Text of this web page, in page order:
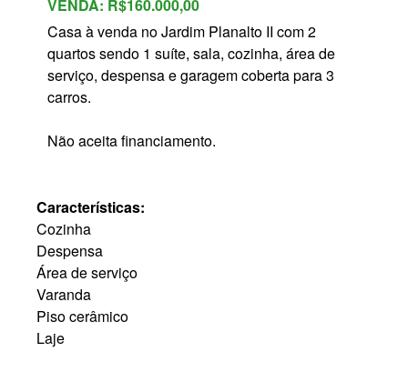
VENDA: R$160.000,00
Casa à venda no Jardim Planalto II com 2
quartos sendo 1 suíte, sala, cozinha, área de
serviço, despensa e garagem coberta para 3
carros.
Não aceita financiamento.
Características:
Cozinha
Despensa
Área de serviço
Varanda
Piso cerâmico
Laje